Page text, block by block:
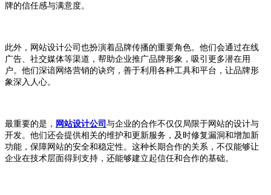
牌的信任感与满意度。
此外，网站设计公司也扮演着品牌传播的重要角色。他们会通过在线
广告、社交媒体等渠道，帮助企业推广品牌形象，吸引更多潜在用
户。他们深谙网络营销的诀窍，善于利用各种工具和平台，让品牌形
象深入人心。
最重要的是， 网站设计公司 与企业的合作不仅仅局限于网站的设计与
开发。他们还会提供相关的维护和更新服务，及时修复漏洞和增加新
功能，保障网站的安全和稳定性。这种长期合作的关系，不仅能够让
企业在技术层面得到支持，还能够建立起信任和合作的基础。